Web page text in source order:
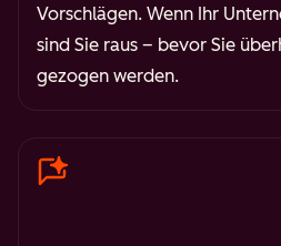
Vorschlägen. Wenn Ihr
sind Sie raus – bevor Sie
gezogen werden.